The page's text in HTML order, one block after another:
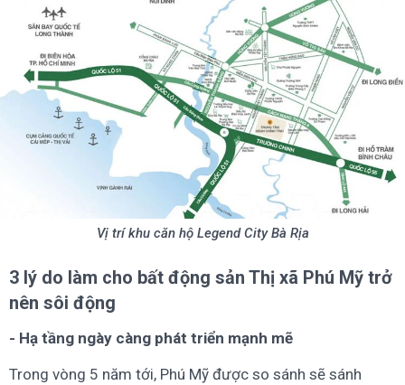
Vị trí khu căn hộ Legend City Bà Rịa
3 lý do làm cho bất động sản Thị xã Phú Mỹ trở
nên sôi động
- Hạ tầng ngày càng phát triển mạnh mẽ
Trong vòng 5 năm tới, Phú Mỹ được so sánh sẽ sánh